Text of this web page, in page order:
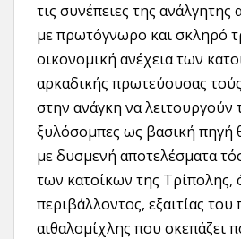
τις συνέπειες της ανάλγητης
με πρωτόγνωρο και σκληρό
οικονομική ανέχεια των
αρκαδικής πρωτεύουσας
στην ανάγκη να λειτουργούν
ξυλόσομπες ως βασική πηγή
με δυσμενή αποτελέσματα
των κατοίκων της Τρίπολης,
περιβάλλοντος, εξαιτίας
αιθαλομίχλης που σκεπάζει